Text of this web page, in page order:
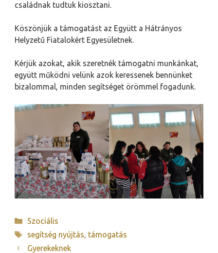
családnak tudtuk kiosztani.
Köszönjük a támogatást az Együtt a Hátrányos
Helyzetű Fiatalokért Egyesületnek.
Kérjük azokat, akik szeretnék támogatni munkánkat,
együtt működni velünk azok keressenek bennünket
bizalommal, minden segítséget örömmel fogadunk.
Kategória
Szociális
Címkék
segítség nyújtás, támogatás
Gyerekeknek